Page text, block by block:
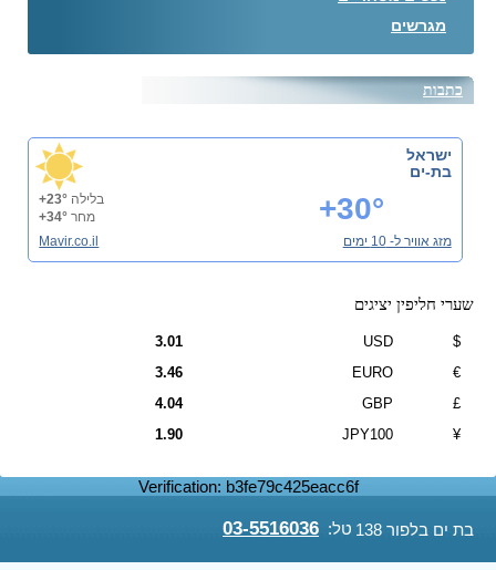
בת ים בלפור 138 טל: 03-5516036
מגרשים
כתבות
ישראל
בת-ים
+30° בלילה +23°
מחר +34°
מזג אוויר ל- 10 ימים
Mavir.co.il
שערי חליפין יציגים
$
USD
3.01
€
EURO
3.46
£
GBP
4.04
¥
JPY100
1.90
Verification: b3fe79c425eacc6f